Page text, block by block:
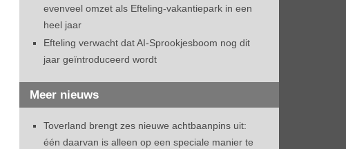
evenveel omzet als Efteling-vakantiepark in een
heel jaar
Efteling verwacht dat AI-Sprookjesboom nog dit
jaar geïntroduceerd wordt
Meer nieuws
Toverland brengt zes nieuwe achtbaanpins uit:
één daarvan is alleen op een speciale manier te